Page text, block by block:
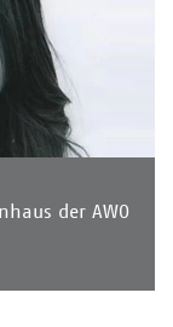
der AWO